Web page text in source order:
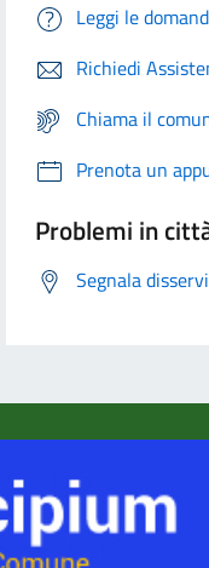
Leggi le
Richiedi
Chiama il
Prenota un
Problemi in
Segnala